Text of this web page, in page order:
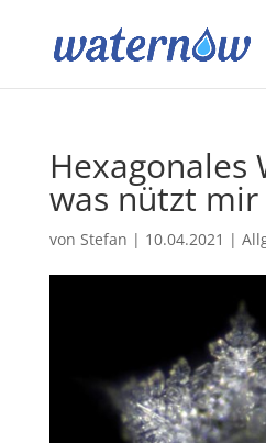
Hexagonales
was nützt mir
von Stefan | 10.04.2021 |